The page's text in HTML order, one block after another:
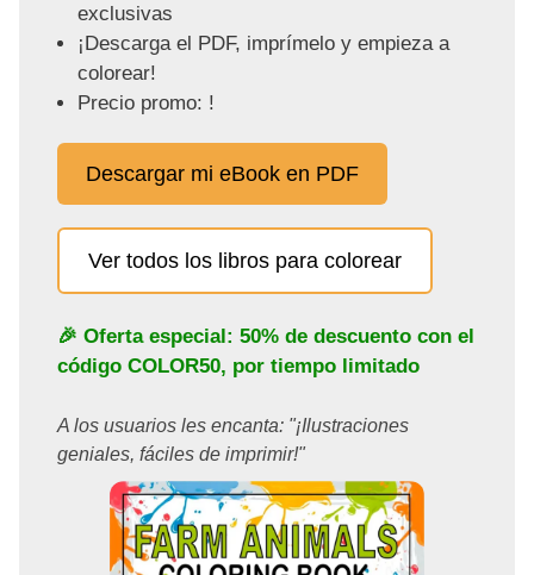
exclusivas
¡Descarga el PDF, imprímelo y empieza a
colorear!
Precio promo: !
Descargar mi eBook en PDF
Ver todos los libros para colorear
🎉 Oferta especial: 50% de descuento con el
código COLOR50, por tiempo limitado
A los usuarios les encanta: "¡Ilustraciones
geniales, fáciles de imprimir!"